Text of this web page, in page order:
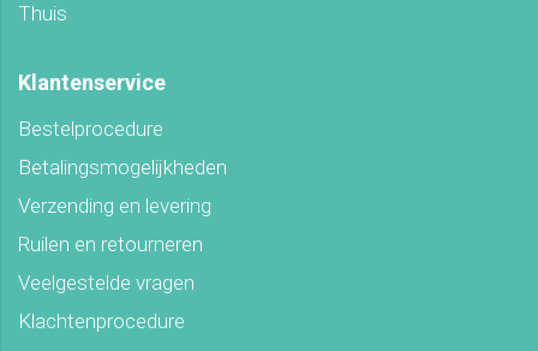
Thuis
Klantenservice
Bestelprocedure
Betalingsmogelijkheden
Verzending en levering
Ruilen en retourneren
Veelgestelde vragen
Klachtenprocedure